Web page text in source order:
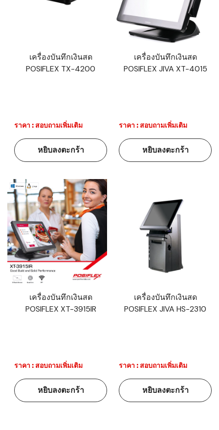
เครื่องบันทึกเงินสด
POSIFLEX TX-4200
ราคา : สอบถามเพิ่มเติม
หยิบลงตะกร้า
เครื่องบันทึกเงินสด
POSIFLEX JIVA XT-4015
ราคา : สอบถามเพิ่มเติม
หยิบลงตะกร้า
เครื่องบันทึกเงินสด
POSIFLEX XT-3915IR
ราคา : สอบถามเพิ่มเติม
หยิบลงตะกร้า
เครื่องบันทึกเงินสด
POSIFLEX JIVA HS-2310
ราคา : สอบถามเพิ่มเติม
หยิบลงตะกร้า